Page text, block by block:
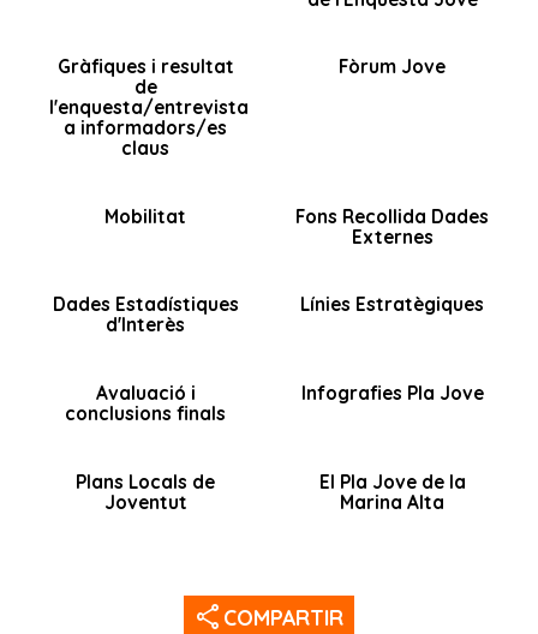
Gràfiques i resultat
de
l'enquesta/entrevista
a informadors/es
claus
Fòrum Jove
Mobilitat
Fons Recollida Dades
Externes
Dades Estadístiques
d'Interès
Línies Estratègiques
Avaluació i
conclusions finals
Infografies Pla Jove
Plans Locals de
Joventut
El Pla Jove de la
Marina Alta
share COMPARTIR